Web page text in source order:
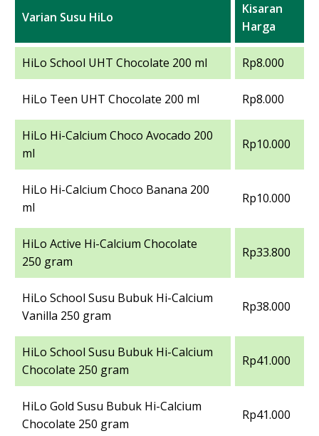
Varian Susu HiLo
Kisaran
Harga
HiLo School UHT Chocolate 200 ml Rp8.000
HiLo Teen UHT Chocolate 200 ml Rp8.000
HiLo Hi-Calcium Choco Avocado 200
ml
Rp10.000
HiLo Hi-Calcium Choco Banana 200
ml
Rp10.000
HiLo Active Hi-Calcium Chocolate
250 gram
Rp33.800
HiLo School Susu Bubuk Hi-Calcium
Vanilla 250 gram
Rp38.000
HiLo School Susu Bubuk Hi-Calcium
Chocolate 250 gram
Rp41.000
HiLo Gold Susu Bubuk Hi-Calcium
Chocolate 250 gram
Rp41.000